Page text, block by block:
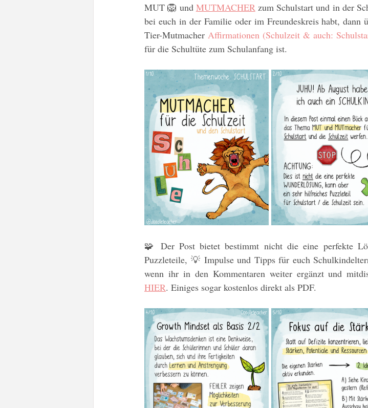
Deutsch als Fremdsprache DaF / DaZ Weihnachten
To-Go Zettel Frieden Grundschule
Geschenkideen Schulstart
MUT 🦁 und MUTMACHER zum Schulstart und in der
bei euch in der Familie oder im Freundeskreis habt, dann
Tier-Mutmacher Affirmationen (Schulzeit & auch:
für die Schultüte zum Schulanfang ist.
🧩 Der Post bietet bestimmt nicht die eine perfekte
Puzzleteile, 💡 Impulse und Tipps für euch
HIER. Einiges sogar kostenlos direkt als PDF.